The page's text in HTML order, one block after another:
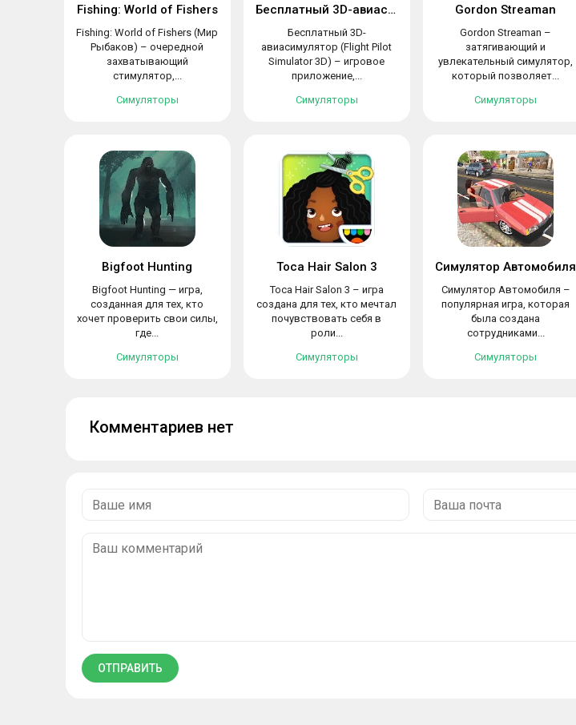
Fishing: World of Fishers
Fishing: World of Fishers (Мир
Рыбаков) – очередной
захватывающий
стимулятор,...
Симуляторы
Бесплатный 3D-авиасимулятор
Бесплатный 3D-
авиасимулятор (Flight Pilot
Simulator 3D) – игровое
приложение,...
Симуляторы
Gordon Streaman
Gordon Streaman –
затягивающий и
увлекательный симулятор,
который позволяет...
Симуляторы
Bigfoot Hunting
Bigfoot Hunting — игра,
созданная для тех, кто
хочет проверить свои силы,
где...
Симуляторы
Toca Hair Salon 3
Toca Hair Salon 3 – игра
создана для тех, кто мечтал
почувствовать себя в
роли...
Симуляторы
Симулятор Автомобиля
Симулятор Автомобиля –
популярная игра, которая
была создана
сотрудниками...
Симуляторы
Комментариев нет